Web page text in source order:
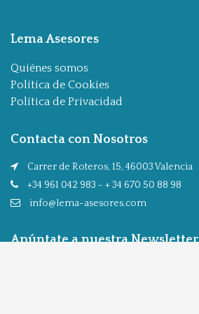
Lema Asesores
Quiénes somos
Política de Cookies
Política de Privacidad
Contacta con Nosotros
Carrer de Roteros, 15, 46003 Valencia
+34 961 042 983 - + 34 670 50 88 98
info@lema-asesores.com
Apúntate a nuestra Newsletter